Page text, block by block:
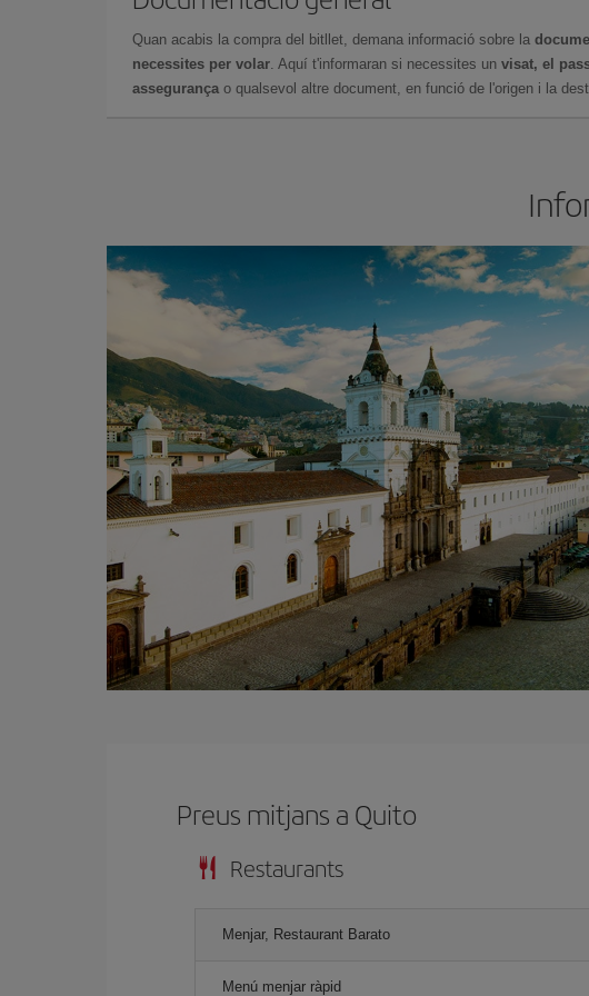
Quan acabis la compra del bitllet, demana informació sobre la
necessites per volar. Aquí t'informaran si necessites un visat, el
assegurança o qualsevol altre document, en funció de l'origen i la
Preus mitjans a Quito
Restaurants
Menjar, Restaurant Barato
Menú menjar ràpid